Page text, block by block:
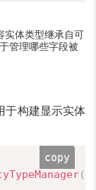
实体类型继承自可
管理哪些字段被
于构建显示实体
(
copy